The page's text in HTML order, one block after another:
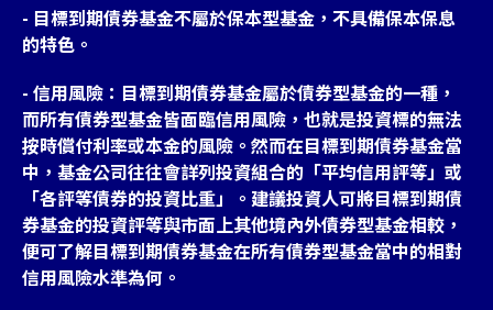
- 目標到期債券基金不屬於保本型基金，不具備保本保息
的特色。
- 信用風險：目標到期債券基金屬於債券型基金的一種，
而所有債券型基金皆面臨信用風險，也就是投資標的無法
按時償付利率或本金的風險。然而在目標到期債券基金當
中，基金公司往往會詳列投資組合的「平均信用評等」或
「各評等債券的投資比重」。建議投資人可將目標到期債
券基金的投資評等與市面上其他境內外債券型基金相較，
便可了解目標到期債券基金在所有債券型基金當中的相對
信用風險水準為何。